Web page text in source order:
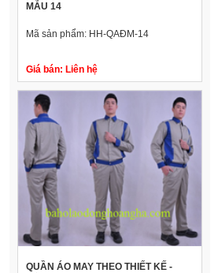
MẪU 14
Mã sản phẩm: HH-QAĐM-14
Giá bán: Liên hệ
QUẦN ÁO MAY THEO THIẾT KẾ -